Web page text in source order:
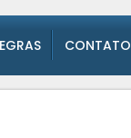
CONTATO